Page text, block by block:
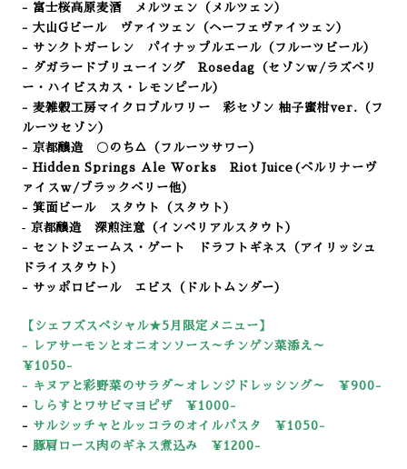
- 富士桜高原麦酒 メルツェン（メルツェン）
- 大山Gビール ヴァイツェン（ヘーフェヴァイツェン）
- サンクトガーレン パイナップルエール（フルーツビール）
- ダガラードブリューイング Rosedag（セゾンｗ/ラズベリ
ー・ハイビスカス・レモンピール）
- 麦雑穀工房マイクロブルワリー 彩セゾン 柚子蜜柑ver. （フ
ルーツセゾン）
- 京都醸造 〇のち△（フルーツサワー）
- Hidden Springs Ale Works Riot Juice(ベルリナーヴ
ァイスｗ/ブラックベリー他）
- 箕面ビール スタウト（スタウト）
‐ 京都醸造 深煎注意（インペリアルスタウト）
- セントジェームス・ゲート ドラフトギネス（アイリッシュ
ドライスタウト）
- サッポロビール エビス（ドルトムンダー）
【シェフズスペシャル★5 月限定メニュー】
-
レアサーモンとオニオンソース～チンゲン菜添え～
￥1050-
-
キ ヌアと彩野菜のサラダ～オレンジドレッシング～ ￥900-
-
しらすとワサビマヨピザ ￥1000-
- サルシッチャとルッコラのオイルパスタ ￥1050-
- 豚肩ロース肉のギネス煮込み ￥1200-